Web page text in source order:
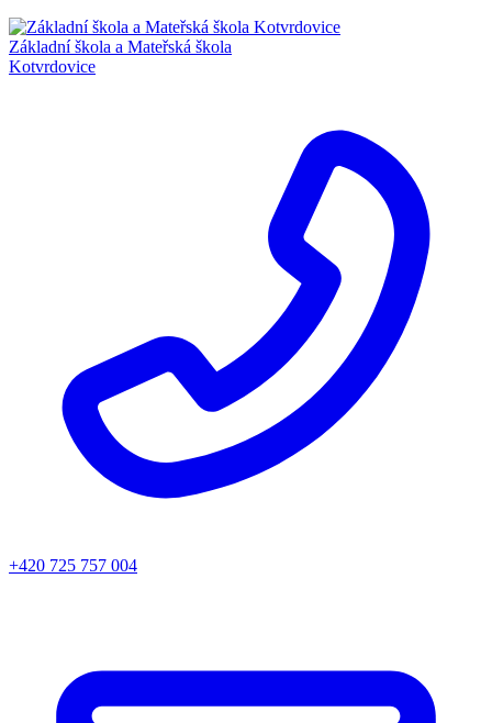
Základní škola a Mateřská škola
Kotvrdovice
+420 725 757 004